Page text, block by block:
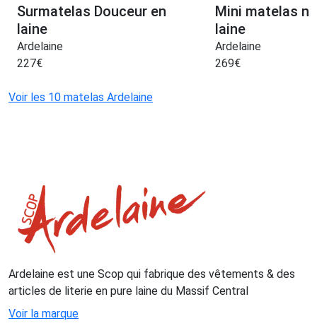
Surmatelas Douceur en
laine
Ardelaine
227€
Mini matelas
laine
Ardelaine
269€
Voir les 10 matelas Ardelaine
Ardelaine est une Scop qui fabrique des vêtements & des
articles de literie en pure laine du Massif Central
Voir la marque